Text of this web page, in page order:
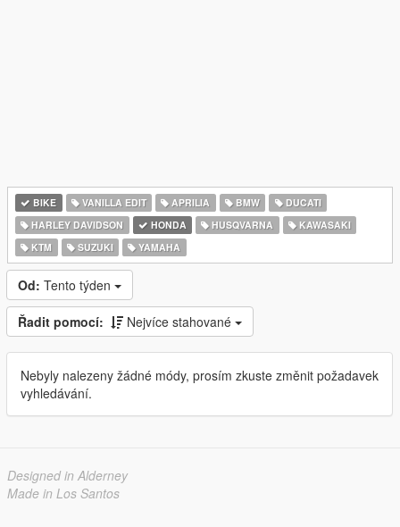
BIKE VANILLA EDIT APRILIA BMW
DUCATI
HARLEY DAVIDSON
HONDA HUSQVARNA
KAWASAKI
KTM
SUZUKI YAMAHA
Od: Tento týden
Řadit pomocí: Nejvíce stahované
Nebyly nalezeny žádné módy, prosím zkuste změnit požadavek
vyhledávání.
Designed in Alderney
Made in Los Santos